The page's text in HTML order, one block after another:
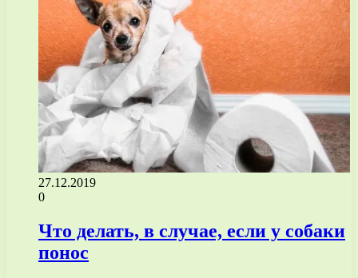
27.12.2019
0
Что делать, в случае, если у собаки
понос